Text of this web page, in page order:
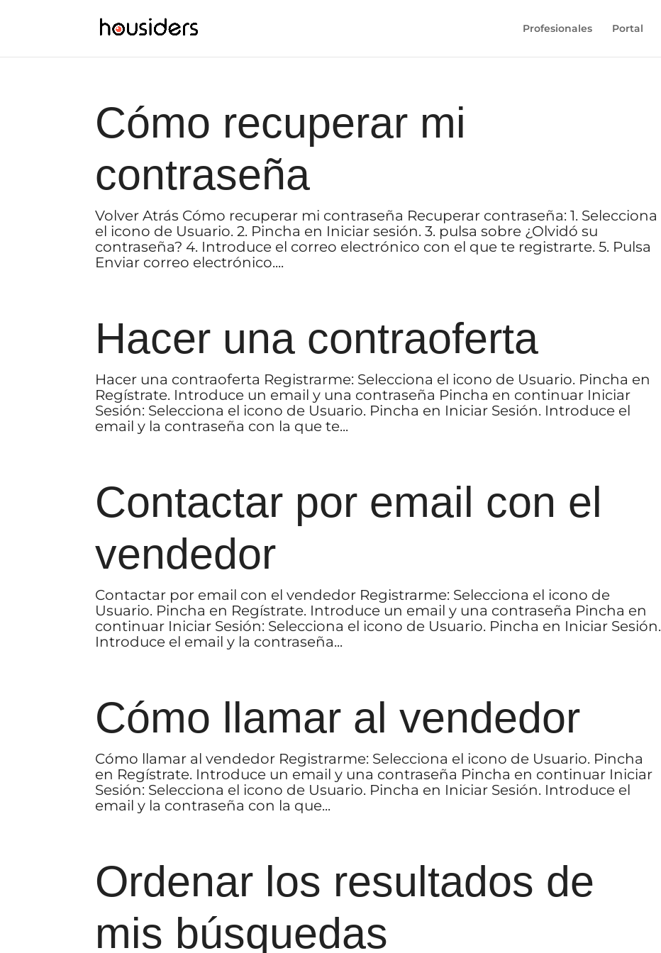
Profesionales Portal
Cómo recuperar mi
contraseña
Volver Atrás Cómo recuperar mi contraseña Recuperar contraseña: 1. Selecciona
el icono de Usuario. 2. Pincha en Iniciar sesión. 3. pulsa sobre ¿Olvidó su
contraseña? 4. Introduce el correo electrónico con el que te registrarte. 5. Pulsa
Enviar correo electrónico....
Hacer una contraoferta
Hacer una contraoferta Registrarme: Selecciona el icono de Usuario. Pincha en
Regístrate. Introduce un email y una contraseña Pincha en continuar Iniciar
Sesión: Selecciona el icono de Usuario. Pincha en Iniciar Sesión. Introduce el
email y la contraseña con la que te...
Contactar por email con el
vendedor
Contactar por email con el vendedor Registrarme: Selecciona el icono de
Usuario. Pincha en Regístrate. Introduce un email y una contraseña Pincha en
continuar Iniciar Sesión: Selecciona el icono de Usuario. Pincha en Iniciar Sesión.
Introduce el email y la contraseña...
Cómo llamar al vendedor
Cómo llamar al vendedor Registrarme: Selecciona el icono de Usuario. Pincha
en Regístrate. Introduce un email y una contraseña Pincha en continuar Iniciar
Sesión: Selecciona el icono de Usuario. Pincha en Iniciar Sesión. Introduce el
email y la contraseña con la que...
Ordenar los resultados de
mis búsquedas